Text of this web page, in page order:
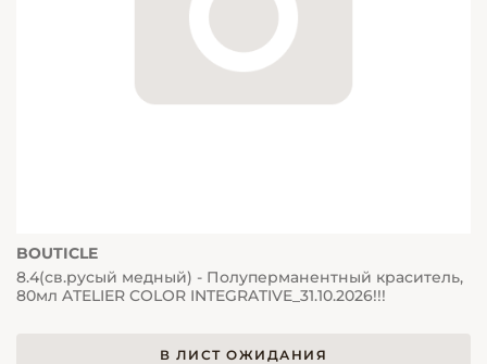
BOUTICLE
8.4(св.русый медный) - Полуперманентный краситель,
80мл ATELIER COLOR INTEGRATIVE_31.10.2026!!!
В ЛИСТ ОЖИДАНИЯ